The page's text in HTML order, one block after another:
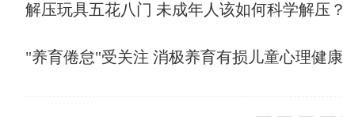
解压玩具五花八门 未成年人该如何科学解压？
"养育倦怠"受关注 消极养育有损儿童心理健康